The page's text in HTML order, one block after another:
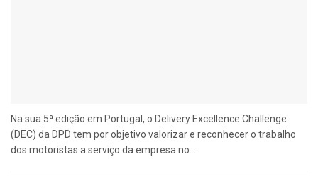
Na sua 5ª edição em Portugal, o Delivery Excellence Challenge
(DEC) da DPD tem por objetivo valorizar e reconhecer o trabalho
dos motoristas a serviço da empresa no...